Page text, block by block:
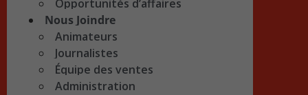
Opportunités d’affaires
Nous Joindre
Animateurs
Journalistes
Équipe des ventes
Administration